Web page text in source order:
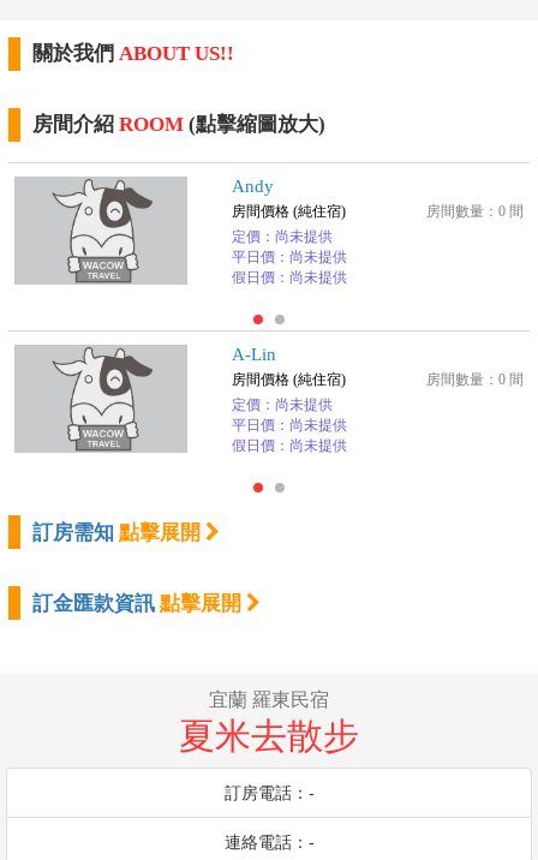
關於我們 ABOUT US!!
房間介紹 ROOM (點擊縮圖放大)
Andy
房間數量：0 間
房間價格 (純住宿)
定價：尚未提供
平日價：尚未提供
假日價：尚未提供
A-Lin
房間數量：0 間
房間價格 (純住宿)
定價：尚未提供
平日價：尚未提供
假日價：尚未提供
訂房需知 點擊展開
訂金匯款資訊 點擊展開
宜蘭 羅東民宿
夏米去散步
訂房電話：-
連絡電話：-